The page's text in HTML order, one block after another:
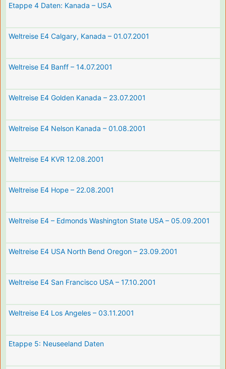
Etappe 4 Daten: Kanada – USA
Weltreise E4 Calgary, Kanada – 01.07.2001
Weltreise E4 Banff – 14.07.2001
Weltreise E4 Golden Kanada – 23.07.2001
Weltreise E4 Nelson Kanada – 01.08.2001
Weltreise E4 KVR 12.08.2001
Weltreise E4 Hope – 22.08.2001
Weltreise E4 – Edmonds Washington State USA – 05.09.2001
Weltreise E4 USA North Bend Oregon – 23.09.2001
Weltreise E4 San Francisco USA – 17.10.2001
Weltreise E4 Los Angeles – 03.11.2001
Etappe 5: Neuseeland Daten